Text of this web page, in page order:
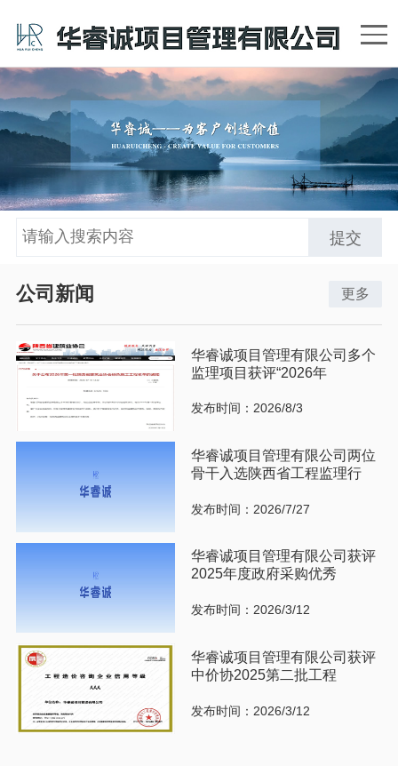
提交
公司新闻 更多
华睿诚项目管理有限公司多个
监理项目获评“2026年
发布时间：2026/8/3
华睿诚项目管理有限公司两位
骨干入选陕西省工程监理行
发布时间：2026/7/27
华睿诚项目管理有限公司获评
2025年度政府采购优秀
发布时间：2026/3/12
华睿诚项目管理有限公司获评
中价协2025第二批工程
发布时间：2026/3/12